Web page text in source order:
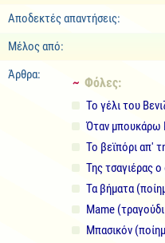
Αποδεκτές απαντήσεις:
Μέλος από:
Άρθρα:
~ Φόλες:
Το γέλι του
Όταν μπουκάρω
Το βεϊπόρι απ'
Της τσαγιέρας
Τα βήματα
Mame
Μπασικόν